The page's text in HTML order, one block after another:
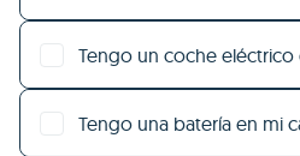
Tengo un coche
Tengo una batería en mi